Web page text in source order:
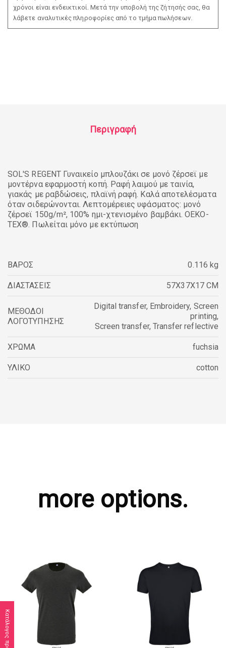
χρόνοι είναι ενδεικτικοί. Μετά την υποβολή της ζήτησής σας, θα
λάβετε αναλυτικές πληροφορίες από το τμήμα πωλήσεων.
Περιγραφή
SOL'S REGENT Γυναικείο μπλουζάκι σε μονό ζέρσεϊ με
μοντέρνα εφαρμοστή κοπή. Ραφή λαιμού με ταινία,
γιακάς με ραβδώσεις, πλαϊνή ραφή. Καλά αποτελέσματα
όταν σιδερώνονται. Λεπτομέρειες υφάσματος: μονό
ζέρσεϊ 150g/m², 100% ημι-χτενισμένο βαμβάκι. OEKO-
TEX®. Πωλείται μόνο με εκτύπωση
ΒΑΡΟΣ 0.116 kg
ΔΙΑΣΤΑΣΕΙΣ 57X37X17 CM
ΜΕΘΟΔΟΙ
ΛΟΓΟΤΥΠΗΣΗΣ
Digital transfer, Embroidery, Screen
printing,
Screen transfer, Transfer reflective
ΧΡΩΜΑ fuchsia
ΥΛΙΚΟ cotton
more options.